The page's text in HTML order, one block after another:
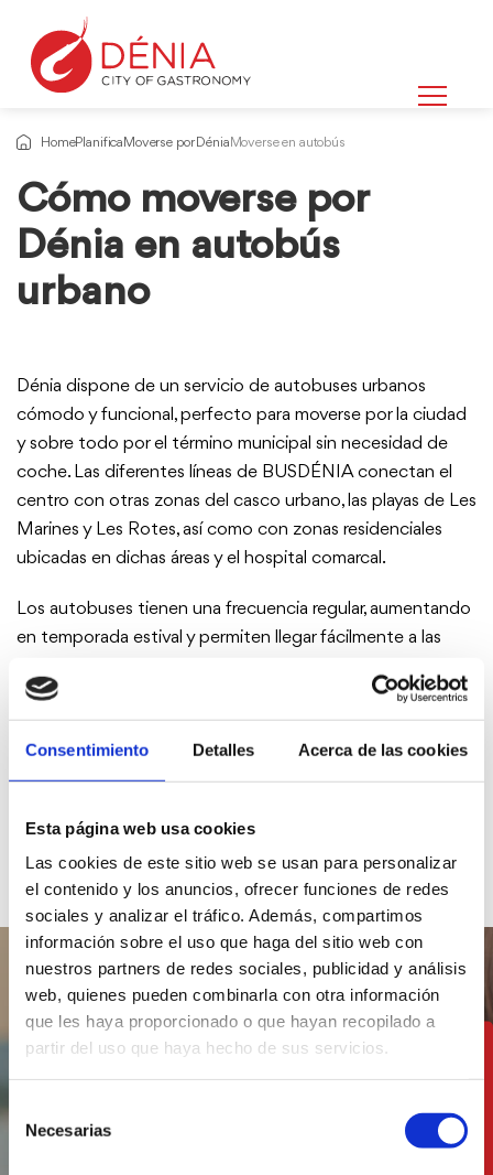
Consentimiento Detalles Acerca de las cookies
Esta página web usa cookies
Las cookies de este sitio web se usan para personalizar
el contenido y los anuncios, ofrecer funciones de redes
sociales y analizar el tráfico. Además, compartimos
información sobre el uso que haga del sitio web con
nuestros partners de redes sociales, publicidad y análisis
web, quienes pueden combinarla con otra información
que les haya proporcionado o que hayan recopilado a
partir del uso que haya hecho de sus servicios.
Selección
Necesarias
HomePlanifica Moverse por Dénia Moverse en autobús
Cómo moverse por
Dénia en autobús
urbano
Dénia dispone de un servicio de autobuses urbanos
cómodo y funcional, perfecto para moverse por la ciudad
y sobre todo por el término municipal sin necesidad de
coche. Las diferentes líneas de BUSDÉNIA conectan el
centro con otras zonas del casco urbano, las playas de Les
Marines y Les Rotes, así como con zonas residenciales
ubicadas en dichas áreas y el hospital comarcal.
Los autobuses tienen una frecuencia regular, aumentando
en temporada estival y permiten llegar fácilmente a las
económica para desplazarte por el término de Dénia.
Disfruta de nuestra
paso del mar